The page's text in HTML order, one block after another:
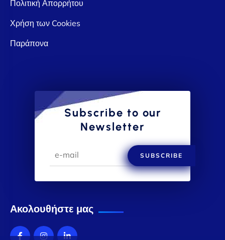
Πολιτική Απορρήτου
Χρήση των Cookies
Παράπονα
Subscribe to our
Newsletter
SUBSCRIBE
Ακολουθήστε μας